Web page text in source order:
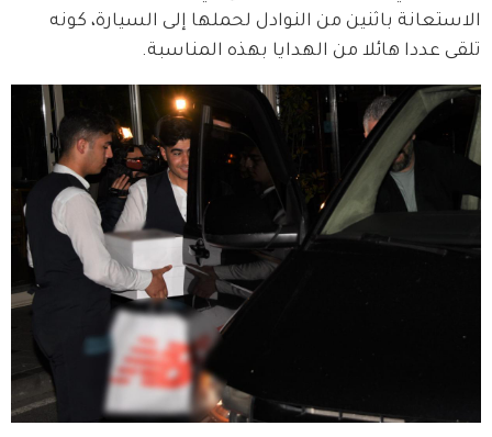
الاستعانة باثنين من النوادل لحملها إلى السيارة، كونه
تلقى عددا هائلا من الهدايا بهذه المناسبة.